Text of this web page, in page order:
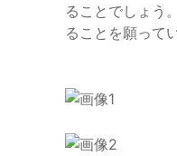
ることでしょう
ることを願って